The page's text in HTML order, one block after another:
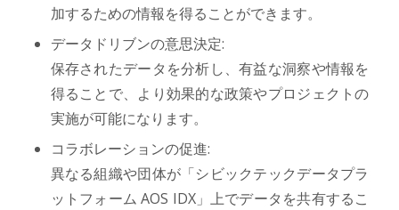
加するための情報を得ることができます。
データドリブンの意思決定:
保存されたデータを分析し、有益な洞察や情報を
得ることで、より効果的な政策やプロジェクトの
実施が可能になります。
コラボレーションの促進:
異なる組織や団体が「シビックテックデータプラ
ットフォーム AOS IDX」上でデータを共有するこ